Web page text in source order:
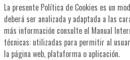
La presente Política de Cookies es un
deberá ser analizada y adaptada a las
más información consulte el Manual
técnicas: utilizadas para permitir al
la página web, plataforma o aplicación.